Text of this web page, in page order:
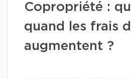
Copropriété :
quand les frais
augmentent ?